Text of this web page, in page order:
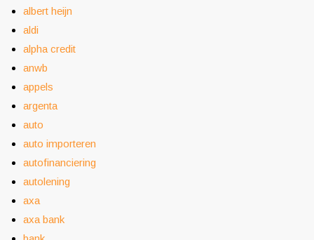
albert heijn
aldi
alpha credit
anwb
appels
argenta
auto
auto importeren
autofinanciering
autolening
axa
axa bank